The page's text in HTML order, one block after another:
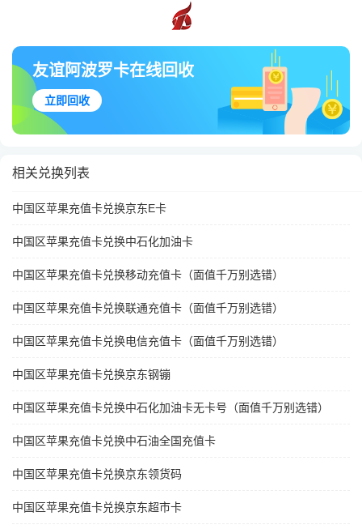
友谊阿波罗卡在线回收
立即回收
相关兑换列表
中国区苹果充值卡兑换京东E卡
中国区苹果充值卡兑换中石化加油卡
中国区苹果充值卡兑换移动充值卡（面值千万别选错）
中国区苹果充值卡兑换联通充值卡（面值千万别选错）
中国区苹果充值卡兑换电信充值卡（面值千万别选错）
中国区苹果充值卡兑换京东钢镚
中国区苹果充值卡兑换中石化加油卡无卡号（面值千万别选错）
中国区苹果充值卡兑换中石油全国充值卡
中国区苹果充值卡兑换京东领货码
中国区苹果充值卡兑换京东超市卡